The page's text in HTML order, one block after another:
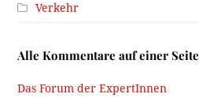
Verkehr
Alle Kommentare auf einer Seite
Das Forum der ExpertInnen